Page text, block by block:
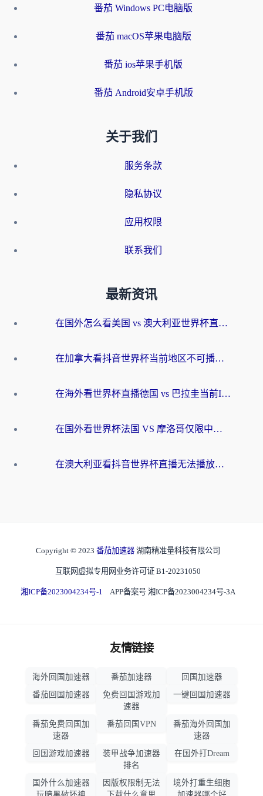
番茄 Windows PC电脑版
番茄 macOS苹果电脑版
番茄 ios苹果手机版
番茄 Android安卓手机版
关于我们
服务条款
隐私协议
应用权限
联系我们
最新资讯
在国外怎么看美国 vs 澳大利亚世界杯直播？海外党必藏的中文解说观赛指南
在加拿大看抖音世界杯当前地区不可播放？海外党体育观赛终极指南
在海外看世界杯直播德国 vs 巴拉圭当前IP受限制？这篇指南帮你轻松解决地区限制
在国外看世界杯法国 VS 摩洛哥仅限中国大陆？别让地域限制拦下你的欢呼
在澳大利亚看抖音世界杯直播无法播放？海外党体育观赛终极指南来了！
Copyright © 2023 番茄加速器 湖南精准量科技有限公司
互联网虚拟专用网业务许可证 B1-20231050
湘ICP备2023004234号-1 APP备案号 湘ICP备2023004234号-3A
友情链接
海外回国加速器 番茄加速器
回国加速器
番茄回国加速器
免费回国游戏加
速器
一键回国加速器
番茄免费回国加
速器
番茄回国VPN
番茄海外回国加
速器
回国游戏加速器
装甲战争加速器
排名
在国外打Dream
国外什么加速器
因版权限制无法
境外打重生细胞